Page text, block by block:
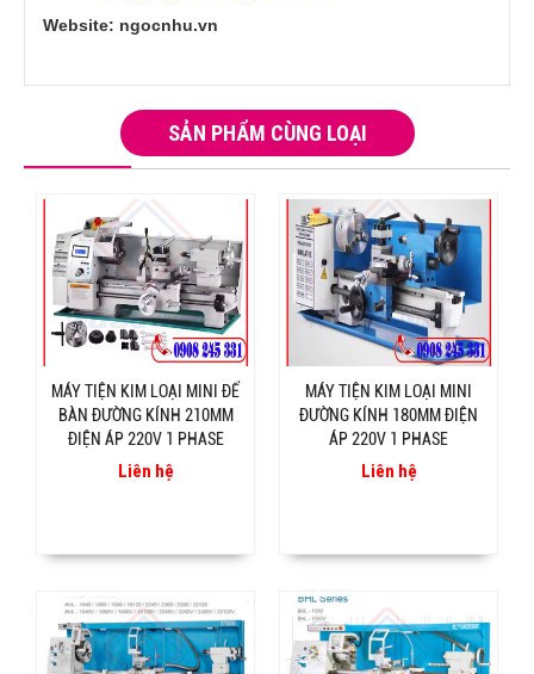
Website: ngocnhu.vn
SẢN PHẨM CÙNG LOẠI
MÁY TIỆN KIM LOẠI MINI ĐỂ
BÀN ĐƯỜNG KÍNH 210MM
ĐIỆN ÁP 220V 1 PHASE
Liên hệ
MÁY TIỆN KIM LOẠI MINI
ĐƯỜNG KÍNH 180MM ĐIỆN
ÁP 220V 1 PHASE
Liên hệ